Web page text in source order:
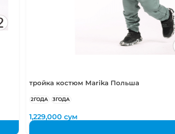
тройка костюм Marika Польша
2ГОДА 3ГОДА
1,229,000 сум